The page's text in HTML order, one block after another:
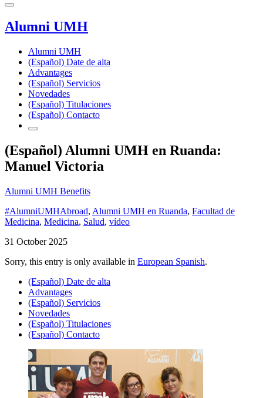
Alumni UMH
Alumni UMH
(Español) Date de alta
Advantages
(Español) Servicios
Novedades
(Español) Titulaciones
(Español) Contacto
(Español) Alumni UMH en Ruanda:
Manuel Victoria
Alumni UMH Benefits
#AlumniUMHAbroad, Alumni UMH en Ruanda, Facultad de
Medicina, Medicina, Salud, vídeo
31 October 2025
Sorry, this entry is only available in European Spanish.
(Español) Date de alta
Advantages
(Español) Servicios
Novedades
(Español) Titulaciones
(Español) Contacto